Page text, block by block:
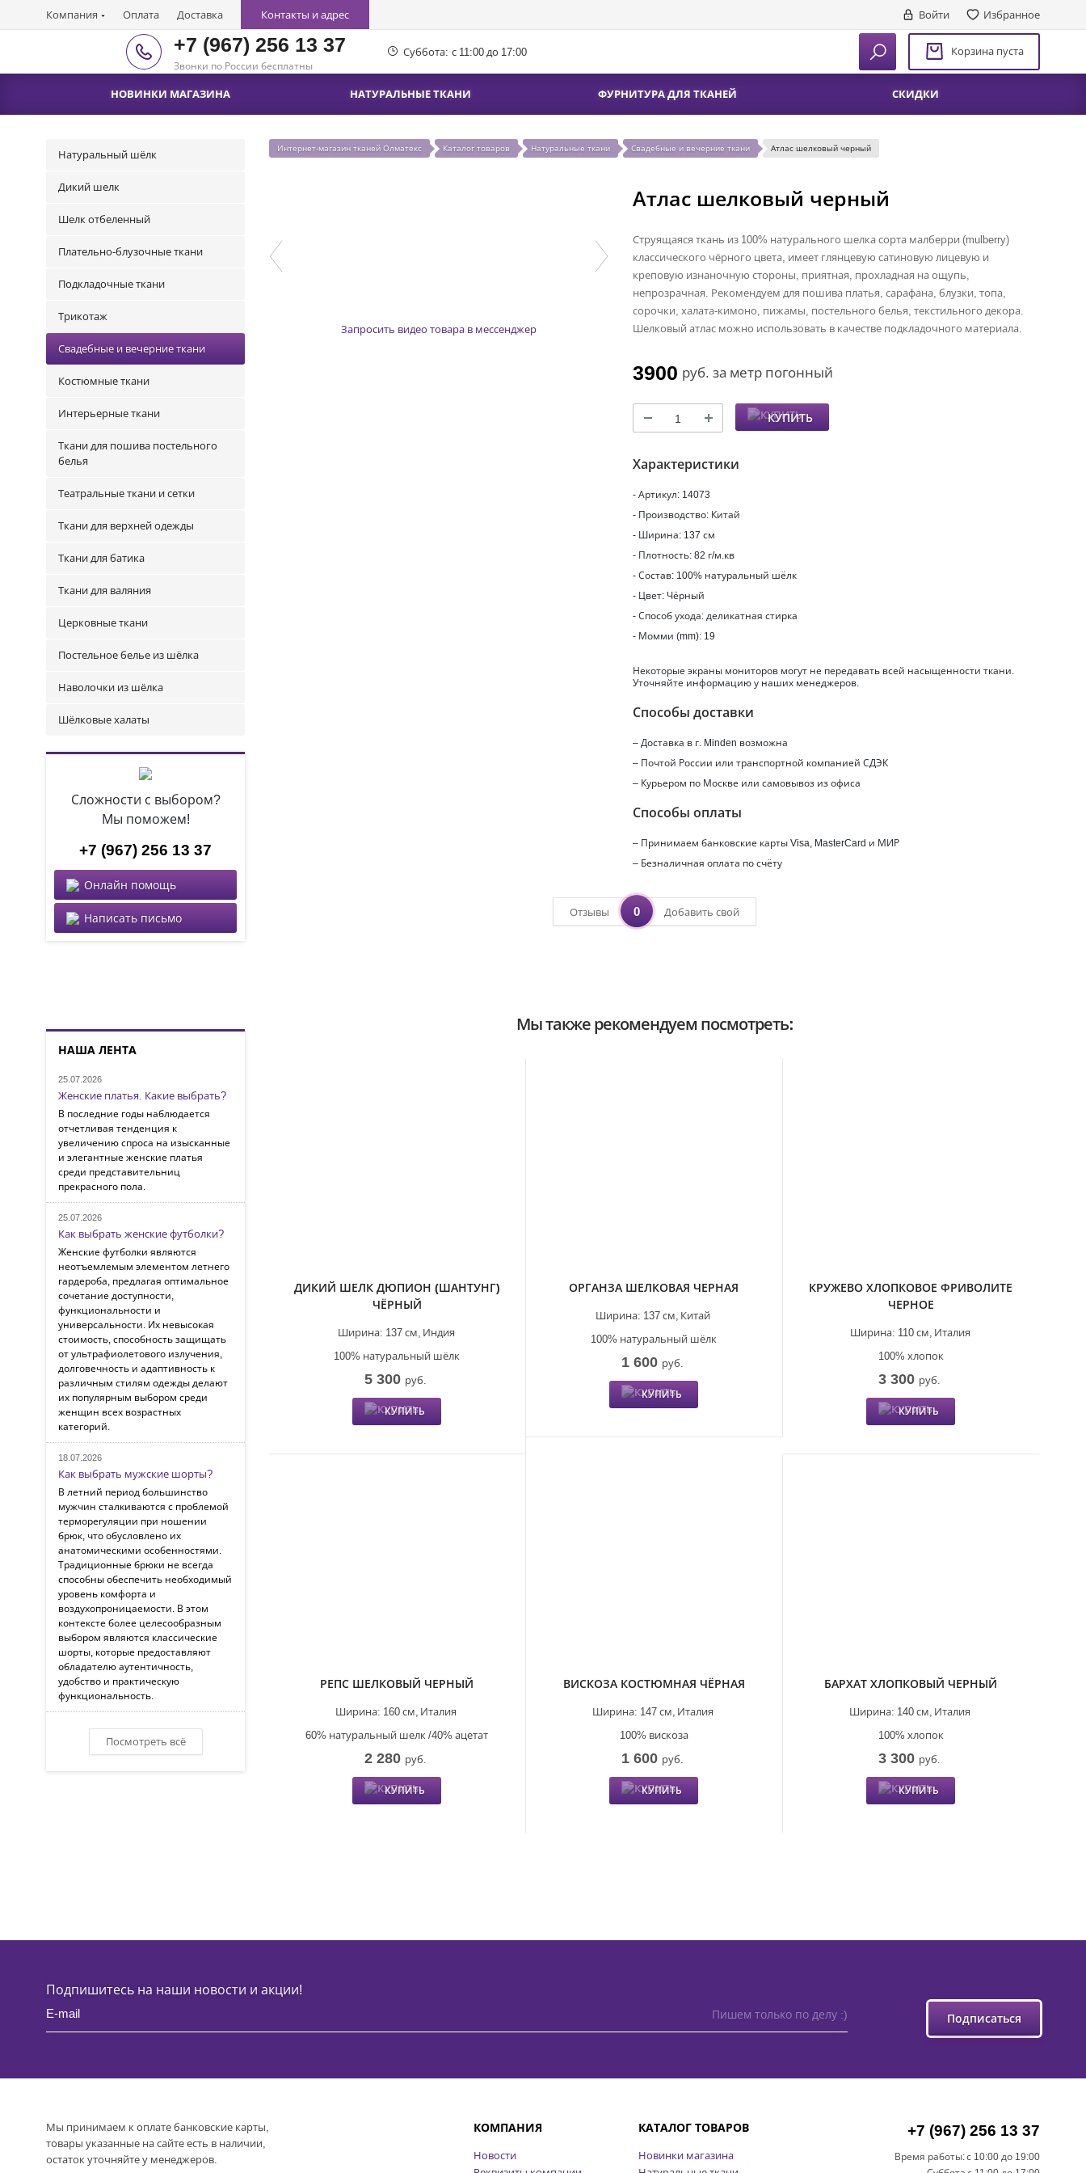
Компания Оплата Доставка Контакты и адрес Войти Избранное
+7 (967) 256 13 37
Звонки по России бесплатны
Суббота: с 11:00 до 17:00 Корзина пуста
НОВИНКИ МАГАЗИНА НАТУРАЛЬНЫЕ ТКАНИ ФУРНИТУРА ДЛЯ ТКАНЕЙ СКИДКИ
Натуральный шёлк
Дикий шелк
Шелк отбеленный
Плательно-блузочные ткани
Подкладочные ткани
Трикотаж
Свадебные и вечерние ткани
Костюмные ткани
Интерьерные ткани
Ткани для пошива постельного
белья
Театральные ткани и сетки
Ткани для верхней одежды
Ткани для батика
Ткани для валяния
Церковные ткани
Постельное белье из шёлка
Наволочки из шёлка
Шёлковые халаты
Сложности с выбором?
Мы поможем!
+7 (967) 256 13 37
Онлайн помощь
Написать письмо
НАША ЛЕНТА
25.07.2026
Женские платья. Какие выбрать?
В последние годы наблюдается
отчетливая тенденция к
увеличению спроса на изысканные
и элегантные женские платья
среди представительниц
прекрасного пола.
25.07.2026
Как выбрать женские футболки?
Женские футболки являются
неотъемлемым элементом летнего
гардероба, предлагая оптимальное
сочетание доступности,
функциональности и
универсальности. Их невысокая
стоимость, способность защищать
от ультрафиолетового излучения,
долговечность и адаптивность к
различным стилям одежды делают
их популярным выбором среди
женщин всех возрастных
категорий.
18.07.2026
Как выбрать мужские шорты?
В летний период большинство
мужчин сталкиваются с проблемой
терморегуляции при ношении
брюк, что обусловлено их
анатомическими особенностями.
Традиционные брюки не всегда
способны обеспечить необходимый
уровень комфорта и
воздухопроницаемости. В этом
контексте более целесообразным
выбором являются классические
шорты, которые предоставляют
обладателю аутентичность,
удобство и практическую
функциональность.
Посмотреть всё
Интернет-магазин тканей Олматекс Каталог товаров Натуральные ткани Свадебные и вечерние ткани Атлас шелковый черный
Запросить видео товара в мессенджер
Атлас шелковый черный
Струящаяся ткань из 100% натурального шелка сорта малберри (mulberry)
классического чёрного цвета, имеет глянцевую сатиновую лицевую и
креповую изнаночную стороны, приятная, прохладная на ощупь,
непрозрачная. Рекомендуем для пошива платья, сарафана, блузки, топа,
сорочки, халата-кимоно, пижамы, постельного белья, текстильного декора.
Шелковый атлас можно использовать в качестве подкладочного материала.
3900 руб. за метр погонный
КУПИТЬ
Характеристики
- Артикул: 14073
- Производство: Китай
- Ширина: 137 см
- Плотность: 82 г/м.кв
- Состав: 100% натуральный шёлк
- Цвет: Чёрный
- Способ ухода: деликатная стирка
- Момми (mm): 19
Некоторые экраны мониторов могут не передавать всей насыщенности ткани.
Уточняйте информацию у наших менеджеров.
Способы доставки
– Доставка в г. Minden возможна
– Почтой России или транспортной компанией СДЭК
– Курьером по Москве или самовывоз из офиса
Способы оплаты
– Принимаем банковские карты Visa, MasterCard и МИР
– Безналичная оплата по счёту
Отзывы 0 Добавить свой
Мы также рекомендуем посмотреть:
ДИКИЙ ШЕЛК ДЮПИОН (ШАНТУНГ)
ЧЁРНЫЙ
Индия
Ширина: 137 см,
100% натуральный шёлк
5 300 руб.
КУПИТЬ
ОРГАНЗА ШЕЛКОВАЯ ЧЕРНАЯ
Китай
Ширина: 137 см,
100% натуральный шёлк
1 600 руб.
КУПИТЬ
КРУЖЕВО ХЛОПКОВОЕ ФРИВОЛИТЕ
ЧЕРНОЕ
Италия
Ширина: 110 см,
100% хлопок
3 300 руб.
КУПИТЬ
РЕПС ШЕЛКОВЫЙ ЧЕРНЫЙ
Италия
Ширина: 160 см,
60% натуральный шелк /40% ацетат
2 280 руб.
КУПИТЬ
ВИСКОЗА КОСТЮМНАЯ ЧЁРНАЯ
Италия
Ширина: 147 см,
100% вискоза
1 600 руб.
КУПИТЬ
БАРХАТ ХЛОПКОВЫЙ ЧЕРНЫЙ
Италия
Ширина: 140 см,
100% хлопок
3 300 руб.
КУПИТЬ
Подпишитесь на наши новости и акции!
Пишем только по делу :) Подписаться
Мы принимаем к оплате банковские карты,
товары указанные на сайте есть в наличии,
остаток уточняйте у менеджеров.
КОМПАНИЯ
Новости
КАТАЛОГ ТОВАРОВ
Новинки магазина
+7 (967) 256 13 37
Время работы:с 10:00 до 19:00